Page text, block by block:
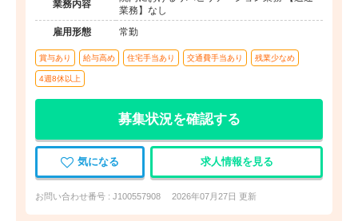
業務内容
業務】なし
雇用形態
常勤
賞与あり 給与高め 住宅手当あり 交通費手当あり 残業少なめ
4週8休以上
募集状況を確認する
気になる 求人情報を見る
お問い合わせ番号 : J100557908 2026年07月27日 更新